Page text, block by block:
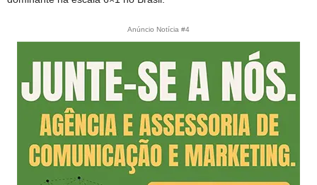
Anúncio Notícia #4